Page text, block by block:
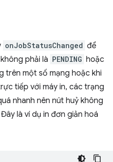
onJobStatusChanged để
không phải là PENDING hoặc
trên một số mạng hoặc khi
tiếp với máy in, các trạng
nhanh nên nút huỷ không
là ví dụ in đơn giản hoá